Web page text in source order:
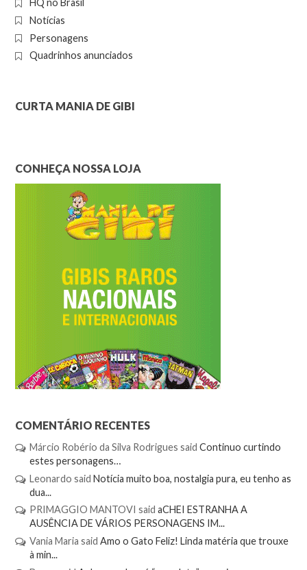
HQ no Brasil
Notícias
Personagens
Quadrinhos anunciados
CURTA MANIA DE GIBI
CONHEÇA NOSSA LOJA
COMENTÁRIO RECENTES
Márcio Robério da Silva Rodrigues said Continuo curtindo
estes personagens…
Leonardo said Notícia muito boa, nostalgia pura, eu tenho as
dua...
PRIMAGGIO MANTOVI said aCHEI ESTRANHA A
AUSÊNCIA DE VÁRIOS PERSONAGENS IM...
Vania Maria said Amo o Gato Feliz! Linda matéria que trouxe
à min...